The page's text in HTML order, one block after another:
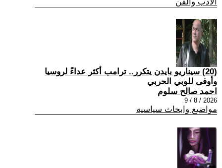
(20) سيناريو بايدن يتكرر.. ترامب أكثر عداءً لروسيا
وأوفى للوبي الحربي
احمد صالح سلوم
2026 / 8 / 9
مواضيع وابحاث سياسية